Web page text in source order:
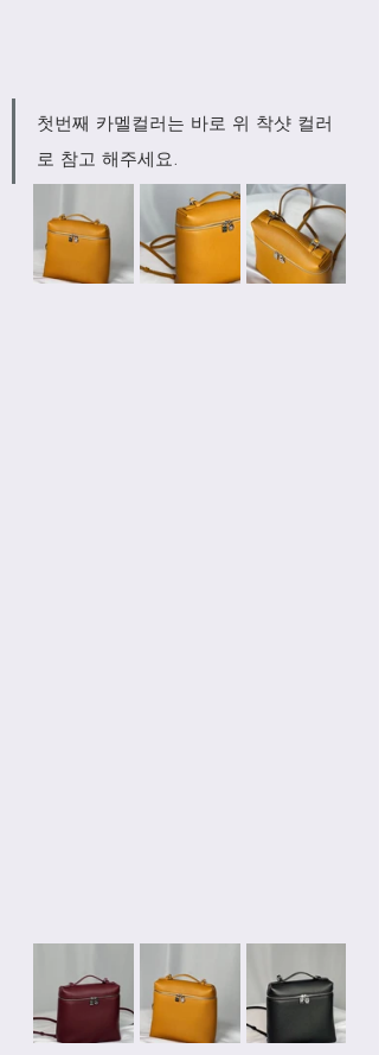
첫번째 카멜컬러는 바로 위 착샷 컬러
로 참고 해주세요.